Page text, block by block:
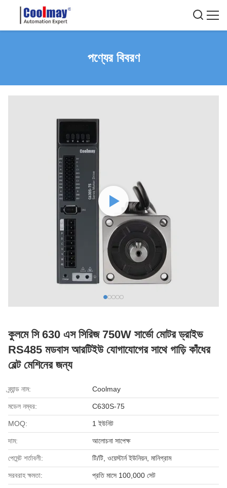
পণ্যের বিবরণ
কুলমে সি 630 এস সিরিজ 750W সার্ভো মোটর ড্রাইভ
RS485 মডবাস আরটিইউ যোগাযোগের সাথে গাড়ি কাঁধের
বেল্ট মেশিনের জন্য
ব্র্যান্ড নাম: Coolmay
মডেল নম্বর: C630S-75
MOQ: 1 ইউনিট
দাম: আলোচনা সাপেক্ষ
পেমেন্ট শর্তাবলী: টি/টি, ওয়েস্টার্ন ইউনিয়ন, মানিগ্রাম
সরবরাহ ক্ষমতা: প্রতি মাসে 100,000 সেট